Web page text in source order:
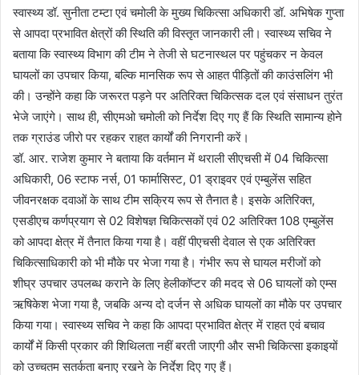
स्वास्थ्य डॉ. सुनीता टम्टा एवं चमोली के मुख्य चिकित्सा अधिकारी डॉ. अभिषेक गुप्ता
से आपदा प्रभावित क्षेत्रों की स्थिति की विस्तृत जानकारी ली। स्वास्थ्य सचिव ने
बताया कि स्वास्थ्य विभाग की टीम ने तेजी से घटनास्थल पर पहुंचकर न केवल
घायलों का उपचार किया, बल्कि मानसिक रूप से आहत पीड़ितों की काउंसलिंग भी
की। उन्होंने कहा कि जरूरत पड़ने पर अतिरिक्त चिकित्सक दल एवं संसाधन तुरंत
भेजे जाएंगे। साथ ही, सीएमओ चमोली को निर्देश दिए गए हैं कि स्थिति सामान्य होने
तक ग्राउंड जीरो पर रहकर राहत कार्यों की निगरानी करें।
डॉ. आर. राजेश कुमार ने बताया कि वर्तमान में थराली सीएचसी में 04 चिकित्सा
अधिकारी, 06 स्टाफ नर्स, 01 फार्मासिस्ट, 01 ड्राइवर एवं एम्बुलेंस सहित
जीवनरक्षक दवाओं के साथ टीम सक्रिय रूप से तैनात है। इसके अतिरिक्त,
एसडीएच कर्णप्रयाग से 02 विशेषज्ञ चिकित्सकों एवं 02 अतिरिक्त 108 एम्बुलेंस
को आपदा क्षेत्र में तैनात किया गया है। वहीं पीएचसी देवाल से एक अतिरिक्त
चिकित्साधिकारी को भी मौके पर भेजा गया है। गंभीर रूप से घायल मरीजों को
शीघ्र उपचार उपलब्ध कराने के लिए हेलीकॉप्टर की मदद से 06 घायलों को एम्स
ऋषिकेश भेजा गया है, जबकि अन्य दो दर्जन से अधिक घायलों का मौके पर उपचार
किया गया। स्वास्थ्य सचिव ने कहा कि आपदा प्रभावित क्षेत्र में राहत एवं बचाव
कार्यों में किसी प्रकार की शिथिलता नहीं बरती जाएगी और सभी चिकित्सा इकाइयों
को उच्चतम सतर्कता बनाए रखने के निर्देश दिए गए हैं।